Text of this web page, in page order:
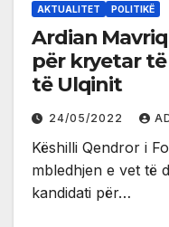
AKTUALITET POLITIKË
Ardian
për kryetar
të Ulqinit
24/05/2022
Këshilli Qendror i
mbledhjen e vet të
kandidati për…